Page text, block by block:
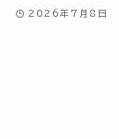
2026年7月8日